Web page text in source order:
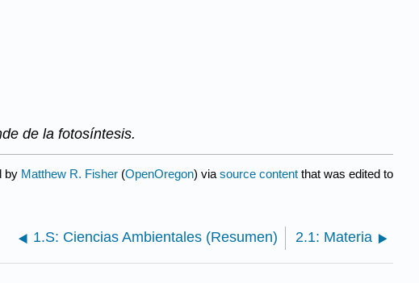
de la fotosíntesis.
by Matthew R. Fisher (OpenOregon) via source content that was edited to
1.S: Ciencias Ambientales (Resumen) 2.1: Materia